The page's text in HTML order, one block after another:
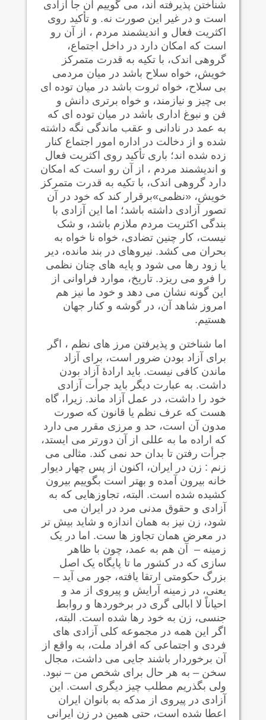
شناختن پذیرفته اند، می گوییم آن جا آزادی
است و در غیر این صورت نه. و تأکید روی
اکثریت فعال و اندیشمند مردم ، از آن رو
است که امکان دارد در داخل اجتماع،
گروهی اندک، با تکیه به قدرت متمرکز
خویش، خواه سلاح باشد در میان مردمی
بی سلاح، خواه ثروت باشد در میان توده ای
بی چیز و نیازمند، و خواه برتری دانش و
فن و نبوغ اداری باشد در میان توده ای که
به عمد در نادانی و عقب ماندگی نگه داشته
شده و از دخالت در اداره امور اجتماع کنار
زده شده اند؛ باری تأکید روی اکثریت فعال
و اندیشمند مردم ، از آن رو است که امکان
دارد گروهی اندک، با تکیه به قدرت متمرکز
خویش، «نظمی»برقرار کند که خود در آن
تصور آزادی داشته باشد؛ اما این آزادی با
بندگی اکثریت مردم ملازم باشد، و شک
نیست، کار چنین تضادی، خواه نا خواه به
بحران می کشد. نیروهای در بند مانده، دیر
یا زود رها می شود و پایه های چنان نظمی
را فرو می ریزد. تاریخ، موارد فراوانی از
این گونه نشان می دهد و خود ما نیز هم
امروز شاهد آن، در گوشه و کنار جهان
هستیم.
اما شناختن و پذیرفتن مرز های نظم ، اگر
برای آزاد بودن ضرور است، برای آزاد
ماندن کافی نیست. باید ارادۀ آزاد بودن
داشت. به عبارت دیگر باید جرأت آزادی
خود را داشت، در عمل آزاد ماند. زیرا، گاه
هست که عرف نظم یا قانون که صورت
مدون آن است، حد و مرزی مقرر می دارد
که اراده ما به عللی از آن دورتر می ایستد،
جرأت رفتن تا بدان حد نمی کند. مثالی می
زنم : زن در ایران، اکنون از پس چهار دیوار
خانه بیرون آمده و بهتر است بگوییم بیرون
کشیده شده است. البته، تجاوزهایی که به
آزادی و حقوق مدنی مرد در ایران می
شود، زن نیز به همان اندازه و شاید بیش تر
در معرض همان تجاوز ها ست. اما در یک
زمینه – آن هم به عمد، چون با ظاهر
سازی که در کشور ما تا پایگاه یک اصل
بزرگ حکومتی ارتقا یافته، جور می آید –
یعنی، در زمینه آرایش و پیروی از مد و
احیاناً لا ابالی گری در برخوردها و روابط
جنسی، زن به خود رها شده است. البته،
اگر این همه در مجموعه کلی آزادی های
فردی و اجتماعی که افراد ملت، به واقع از
آن برخوردار باشند جایی می داشت، مجال
سخن – به هر حال برای شخص من – نبود.
ولی بگذریم مطلب چیز دیگری است. این
آزادی در پیروی از مدکه به بانوان ایران
اعطا شده است، حتی همین در زن ایرانی